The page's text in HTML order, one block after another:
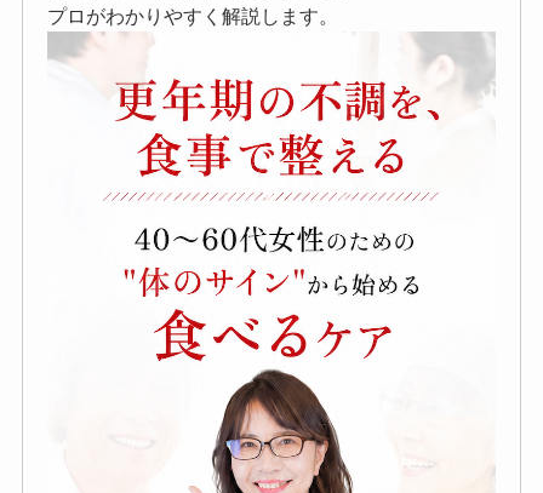
プロがわかりやすく解説します。